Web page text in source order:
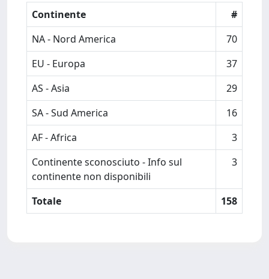
Continente
#
NA - Nord America
70
EU - Europa
37
AS - Asia
29
SA - Sud America
16
AF - Africa
3
Continente sconosciuto - Info sul
continente non disponibili
3
Totale 158